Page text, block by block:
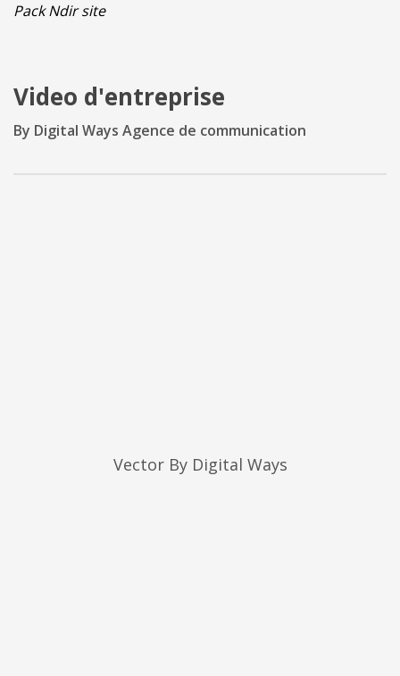
Pack Ndir site
Video d'entreprise
By Digital Ways Agence de communication
Vector By Digital Ways